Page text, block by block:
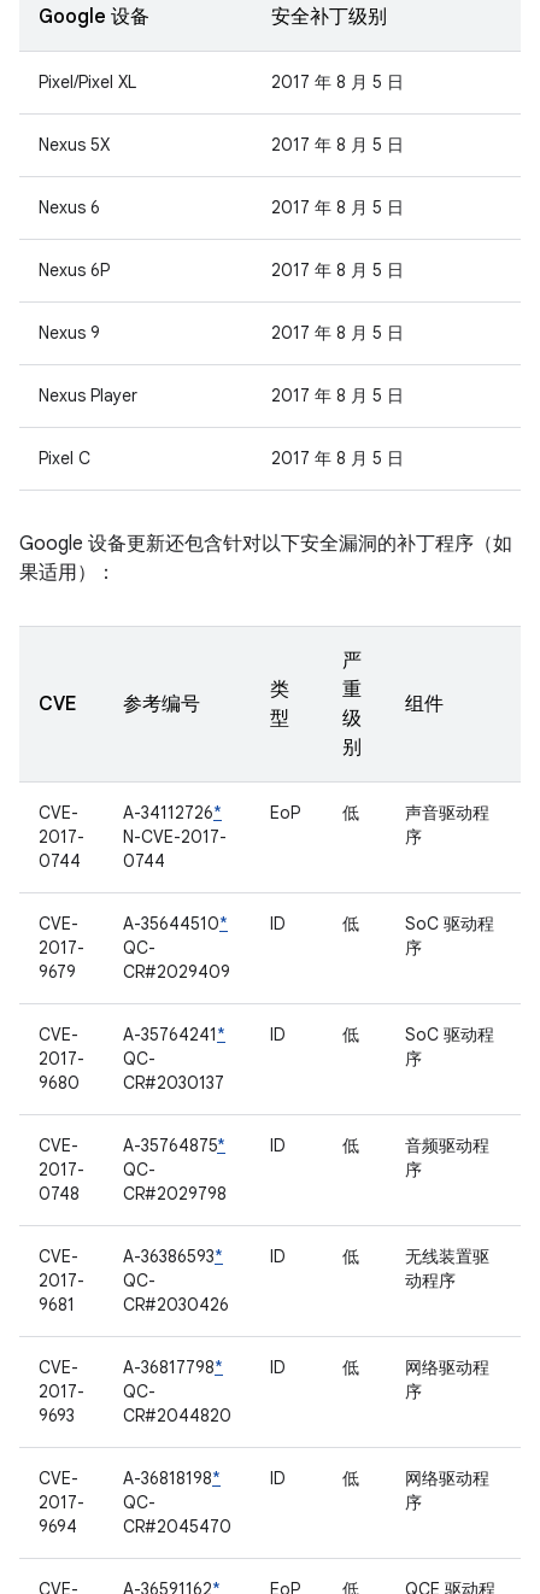
Google 设备 安全补丁级别
Pixel/Pixel XL 2017 年 8 月 5 日
Nexus 5X 2017 年 8 月 5 日
Nexus 6 2017 年 8 月 5 日
Nexus 6P 2017 年 8 月 5 日
Nexus 9 2017 年 8 月 5 日
Nexus Player 2017 年 8 月 5 日
Pixel C 2017 年 8 月 5 日
Google 设备更新还包含针对以下安全漏洞的补丁程序（如
果适用）：
CVE 参考编号
类
型
严
重
级
别
组件
CVE-
2017-
0744
A-34112726*
N-CVE-2017-
0744
EoP 低
声音驱动程
序
CVE-
2017-
9679
A-35644510*
QC-
CR#2029409
ID 低
SoC 驱动程
序
CVE-
2017-
9680
A-35764241*
QC-
CR#2030137
ID 低
SoC 驱动程
序
CVE-
2017-
0748
A-35764875*
QC-
CR#2029798
ID 低
音频驱动程
序
CVE-
2017-
9681
A-36386593*
QC-
CR#2030426
ID 低
无线装置驱
动程序
CVE-
2017-
9693
A-36817798*
QC-
CR#2044820
ID 低
网络驱动程
序
CVE-
2017-
9694
A-36818198*
QC-
CR#2045470
ID 低
网络驱动程
序
CVE- A-36591162* EoP 低 QCE 驱动程